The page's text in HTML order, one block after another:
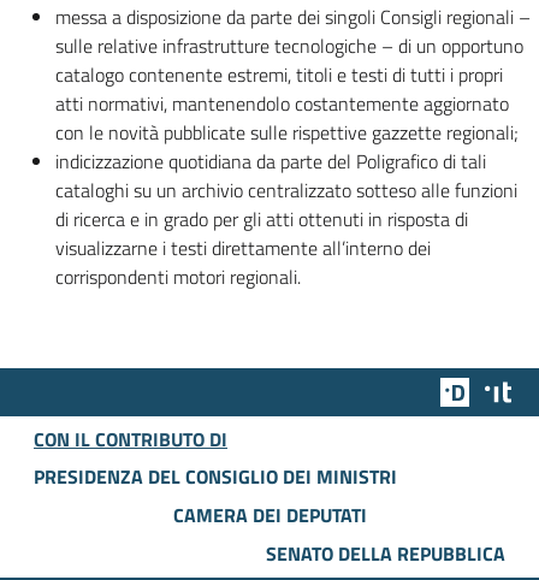
messa a disposizione da parte dei singoli Consigli regionali –
sulle relative infrastrutture tecnologiche – di un opportuno
catalogo contenente estremi, titoli e testi di tutti i propri
atti normativi, mantenendolo costantemente aggiornato
con le novità pubblicate sulle rispettive gazzette regionali;
indicizzazione quotidiana da parte del Poligrafico di tali
cataloghi su un archivio centralizzato sotteso alle funzioni
di ricerca e in grado per gli atti ottenuti in risposta di
visualizzarne i testi direttamente all’interno dei
corrispondenti motori regionali.
Team
CON IL CONTRIBUTO DI
PRESIDENZA DEL CONSIGLIO DEI MINISTRI
CAMERA DEI DEPUTATI
SENATO DELLA REPUBBLICA